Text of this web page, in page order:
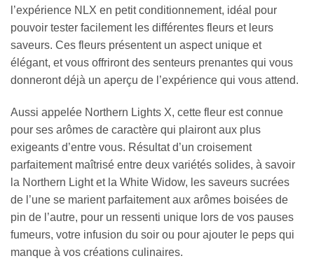
l’expérience NLX en petit conditionnement, idéal pour
pouvoir tester facilement les différentes fleurs et leurs
saveurs. Ces fleurs présentent un aspect unique et
élégant, et vous offriront des senteurs prenantes qui vous
donneront déjà un aperçu de l’expérience qui vous attend.
Aussi appelée Northern Lights X, cette fleur est connue
pour ses arômes de caractère qui plairont aux plus
exigeants d’entre vous. Résultat d’un croisement
parfaitement maîtrisé entre deux variétés solides, à savoir
la Northern Light et la White Widow, les saveurs sucrées
de l’une se marient parfaitement aux arômes boisées de
pin de l’autre, pour un ressenti unique lors de vos pauses
fumeurs, votre infusion du soir ou pour ajouter le peps qui
manque à vos créations culinaires.